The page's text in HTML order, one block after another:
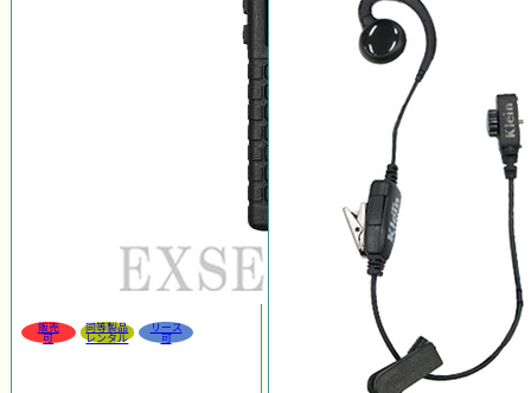
販売
可
同等製品
レンタル
リース
可